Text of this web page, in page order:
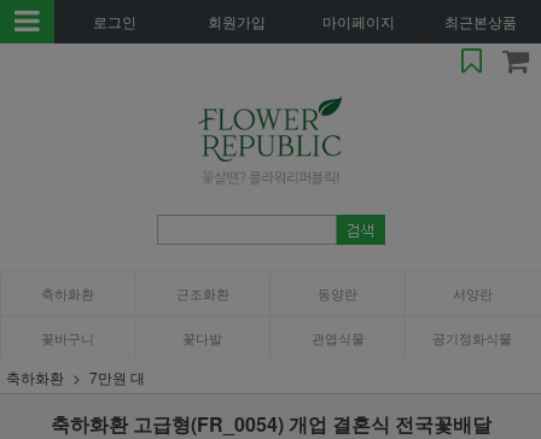
로그인 회원가입 마이페이지 최근본상품
축하화환 근조화환 동양란 서양란
꽃바구니 꽃다발 관엽식물 공기정화식물
축하화환 7만원 대
축하화환 고급형(FR_0054) 개업 결혼식 전국꽃배달